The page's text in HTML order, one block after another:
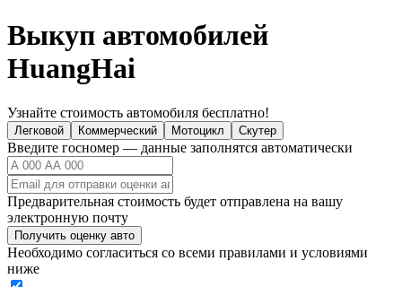
Выкуп автомобилей
HuangHai
Узнайте стоимость автомобиля бесплатно!
Легковой Коммерческий Мотоцикл Скутер
Введите госномер — данные заполнятся автоматически
Предварительная стоимость будет отправлена на вашу
электронную почту
Получить оценку авто
Необходимо согласиться со всеми правилами и условиями
ниже